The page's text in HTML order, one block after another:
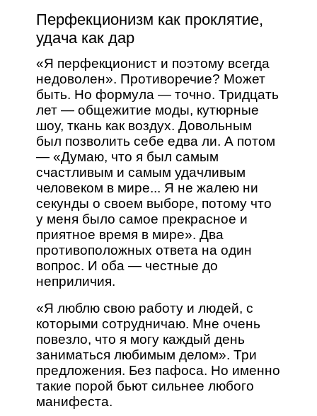
Перфекционизм как проклятие,
удача как дар
«Я перфекционист и поэтому всегда
недоволен». Противоречие? Может
быть. Но формула — точно. Тридцать
лет — общежитие моды, кутюрные
шоу, ткань как воздух. Довольным
был позволить себе едва ли. А потом
— «Думаю, что я был самым
счастливым и самым удачливым
человеком в мире... Я не жалею ни
секунды о своем выборе, потому что
у меня было самое прекрасное и
приятное время в мире». Два
противоположных ответа на один
вопрос. И оба — честные до
неприличия.
«Я люблю свою работу и людей, с
которыми сотрудничаю. Мне очень
повезло, что я могу каждый день
заниматься любимым делом». Три
предложения. Без пафоса. Но именно
такие порой бьют сильнее любого
манифеста.